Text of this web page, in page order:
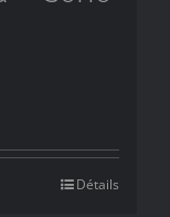
Détails